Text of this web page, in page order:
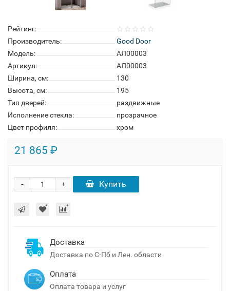
Рейтинг:
Производитель:
Good Door
Модель:
АЛ00003
Артикул:
АЛ00003
Ширина, см:
130
Высота, см:
195
Тип дверей:
раздвижные
Исполнение стекла:
прозрачное
Цвет профиля:
хром
21 865 ₽
+
- Купить
Доставка
Доставка по С-Пб и Лен. области
Оплата
Оплата товара и услуг